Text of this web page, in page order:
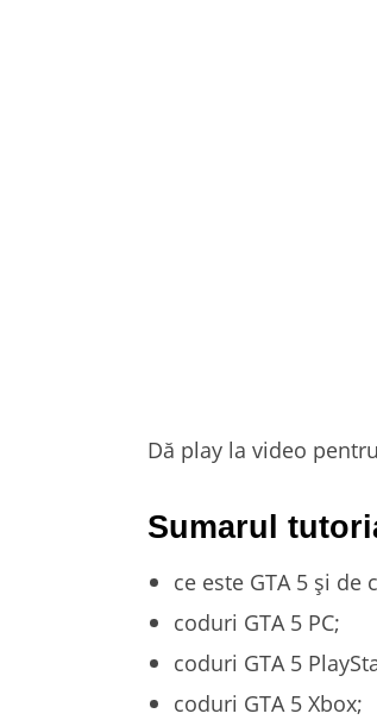
Dă play la video
Sumarul
ce este GTA 5 și de
coduri GTA 5 PC;
coduri GTA 5
coduri GTA 5 Xbox;